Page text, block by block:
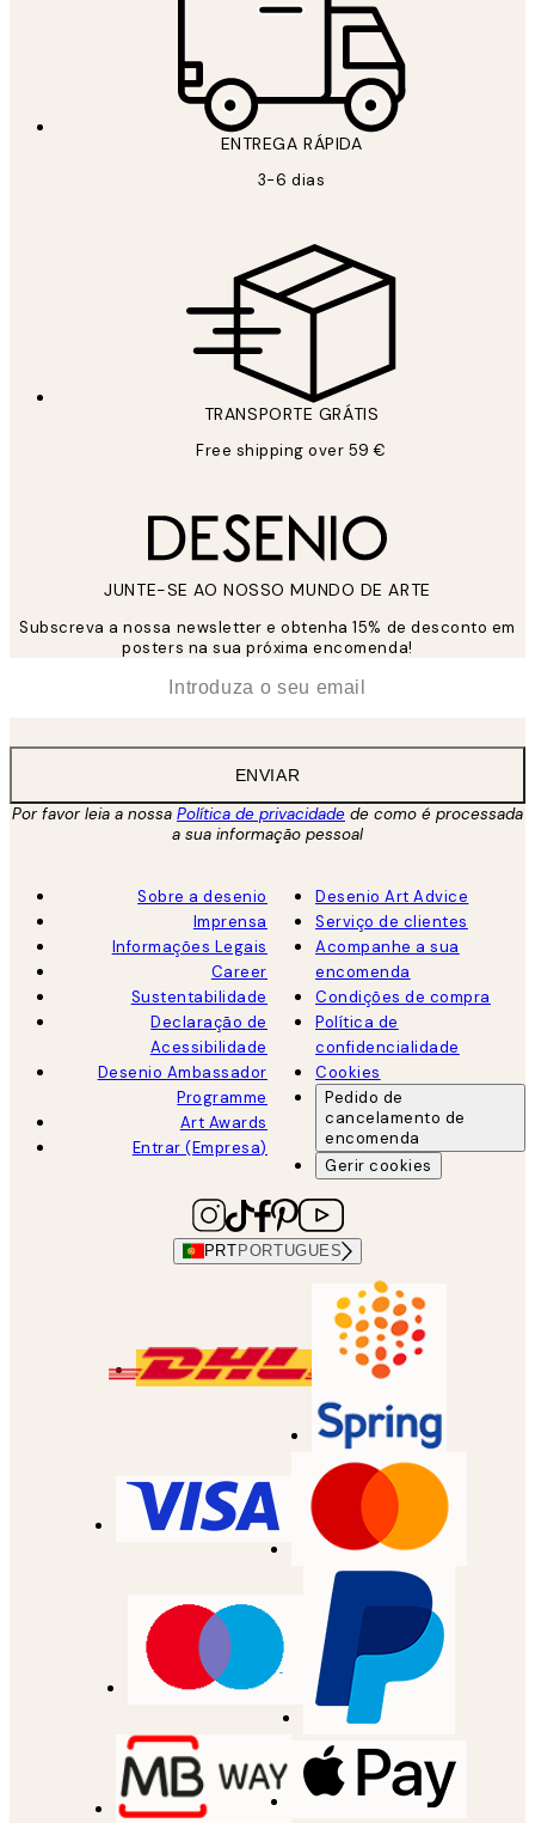
ENTREGA RÁPIDA
3-6 dias
TRANSPORTE GRÁTIS
Free shipping over 59 €
JUNTE-SE AO NOSSO MUNDO DE ARTE
Subscreva a nossa newsletter e obtenha 15% de desconto em
posters na sua próxima encomenda!
ENVIAR
Por favor leia a nossa Política de privacidade de como é processada
a sua informação pessoal
Sobre a desenio
Imprensa
Informações Legais
Career
Sustentabilidade
Declaração de
Acessibilidade
Desenio Ambassador
Programme
Art Awards
Entrar (Empresa)
Desenio Art Advice
Serviço de clientes
Acompanhe a sua
encomenda
Condições de compra
Política de
confidencialidade
Cookies
Pedido de
cancelamento de
encomenda
Gerir cookies
PRT PORTUGUES